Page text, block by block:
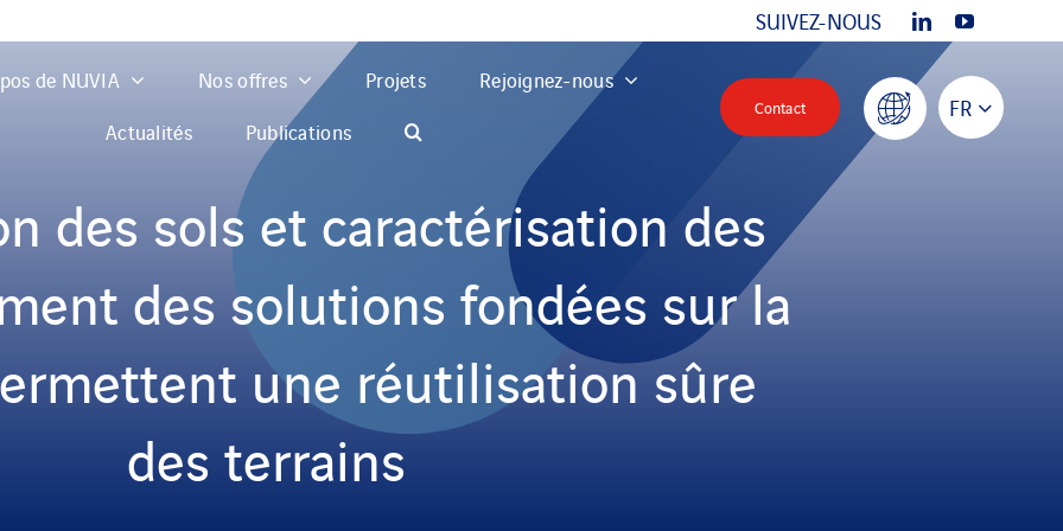
SUIVEZ-NOUS
de NUVIA Nos offres Projets
Rejoignez-nous
Actualités
Publications
FR
Contact
des sols et caractérisation des
des solutions fondées sur la
une réutilisation sûre
des terrains